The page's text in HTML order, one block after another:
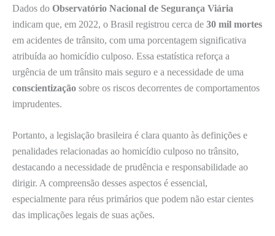
Dados do Observatório Nacional de Segurança Viária
indicam que, em 2022, o Brasil registrou cerca de 30 mil mortes
em acidentes de trânsito, com uma porcentagem significativa
atribuída ao homicídio culposo. Essa estatística reforça a
urgência de um trânsito mais seguro e a necessidade de uma
conscientização sobre os riscos decorrentes de comportamentos
imprudentes.
Portanto, a legislação brasileira é clara quanto às definições e
penalidades relacionadas ao homicídio culposo no trânsito,
destacando a necessidade de prudência e responsabilidade ao
dirigir. A compreensão desses aspectos é essencial,
especialmente para réus primários que podem não estar cientes
das implicações legais de suas ações.